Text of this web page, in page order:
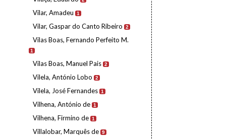
Vilar, Amadeu 1
Vilar, Gaspar do Canto Ribeiro 2
Vilas Boas, Fernando Perfeito M.
1
Vilas Boas, Manuel Pais 2
Vilela, António Lobo 2
Vilela, José Fernandes 1
Vilhena, António de 1
Vilhena, Firmino de 1
Villalobar, Marquês de 9